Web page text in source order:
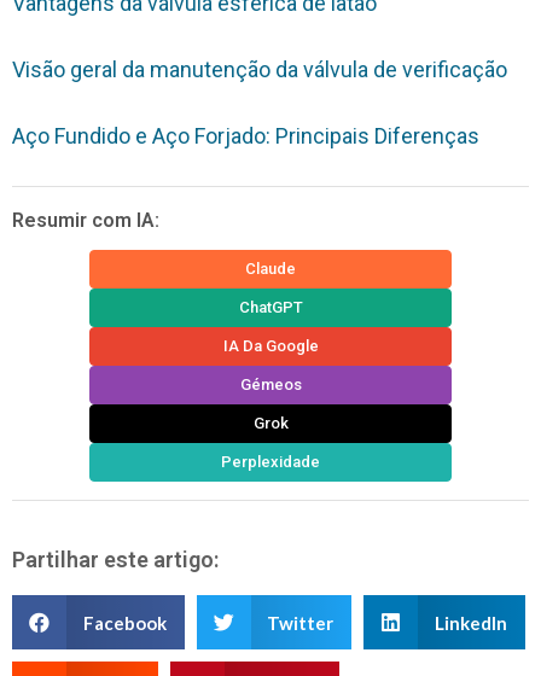
Visão geral da manutenção da válvula de verificação
Aço Fundido e Aço Forjado: Principais Diferenças
Resumir com IA:
Claude
ChatGPT
IA Da Google
Gémeos
Grok
Perplexidade
Partilhar este artigo:
Facebook Twitter LinkedIn